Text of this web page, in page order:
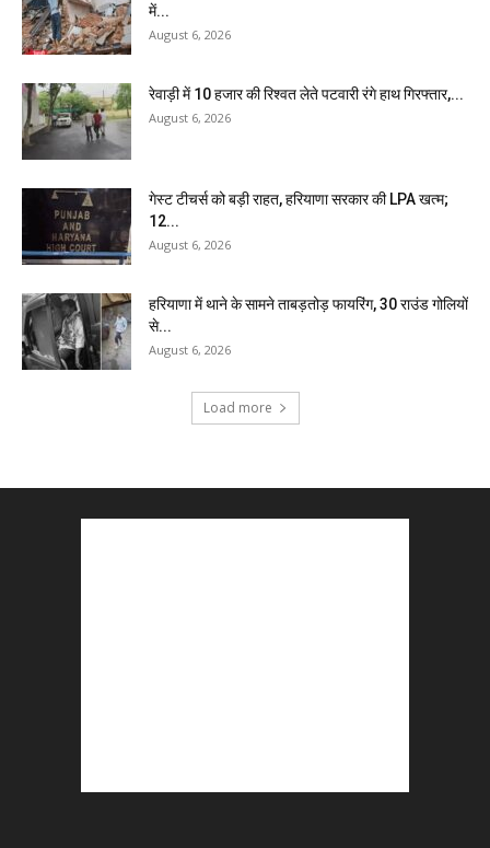
में...
August 6, 2026
रेवाड़ी में 10 हजार की रिश्वत लेते पटवारी रंगे हाथ गिरफ्तार,...
August 6, 2026
गेस्ट टीचर्स को बड़ी राहत, हरियाणा सरकार की LPA खत्म;
12...
August 6, 2026
हरियाणा में थाने के सामने ताबड़तोड़ फायरिंग, 30 राउंड गोलियों
से...
August 6, 2026
Load more